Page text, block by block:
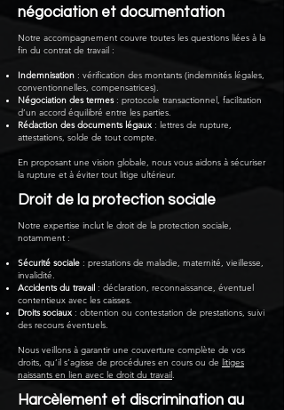
négociation et documentation
Notre accompagnement couvre toutes les questions liées à la
fin du contrat de travail :
Indemnisation : vérification des montants (indemnités légales,
conventionnelles, compensatrices).
Négociation des termes : protocole transactionnel, facilitation
d’un accord équilibré entre les parties.
Rédaction des documents légaux: lettres de rupture,
attestations, solde de tout compte.
En proposant une vision globale, nous vous aidons à sécuriser
la rupture et à éviter tout litige ultérieur.
Droit de la protection sociale
Notre expertise inclut le droit de la protection sociale,
notamment :
Sécurité sociale : prestations de maladie, maternité, vieillesse,
invalidité.
Accidents du travail : déclaration, reconnaissance, éventuel
contentieux avec les caisses.
Droits sociaux : obtention ou contestation de prestations, suivi
des recours éventuels.
Nous veillons à garantir une couverture complète de vos
droits, qu’il s’agisse de procédures en cours ou de litiges
naissants en lien avec le droit du travail.
Harcèlement et discrimination au